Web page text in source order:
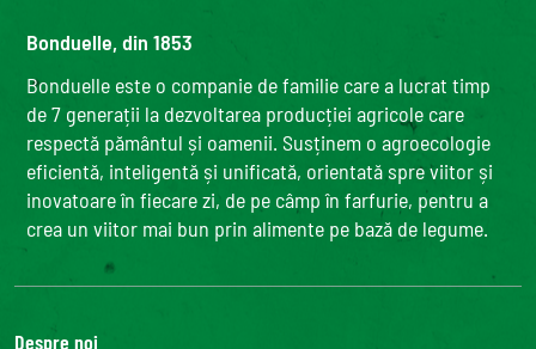
Bonduelle, din 1853
Bonduelle este o companie de familie care a lucrat timp
de 7 generații la dezvoltarea producției agricole care
respectă pământul și oamenii. Susținem o agroecologie
eficientă, inteligentă și unificată, orientată spre viitor și
inovatoare în fiecare zi, de pe câmp în farfurie, pentru a
crea un viitor mai bun prin alimente pe bază de legume.
Despre noi